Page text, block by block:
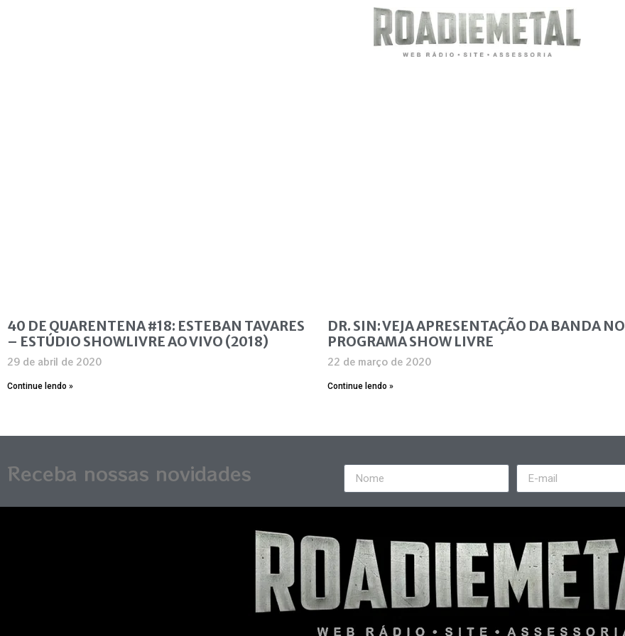
40 DE QUARENTENA #18: ESTEBAN TAVARES
– ESTÚDIO SHOWLIVRE AO VIVO (2018)
29 de abril de 2020
Continue lendo »
DR. SIN: VEJA APRESENTAÇÃO DA BANDA NO
PROGRAMA SHOW LIVRE
22 de março de 2020
Continue lendo »
Receba nossas novidades